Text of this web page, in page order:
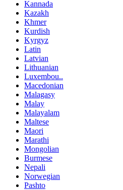
Kannada
Kazakh
Khmer
Kurdish
Kyrgyz
Latin
Latvian
Lithuanian
Luxembou..
Macedonian
Malagasy
Malay
Malayalam
Maltese
Maori
Marathi
Mongolian
Burmese
Nepali
Norwegian
Pashto